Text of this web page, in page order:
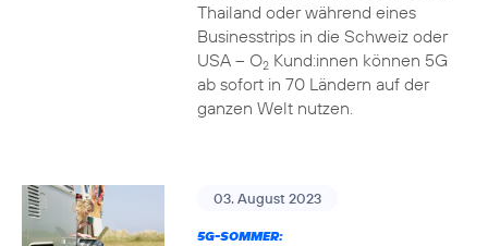
Thailand oder während eines
Businesstrips in die Schweiz oder
USA – O2Kund:innen können 5G
ab sofort in 70 Ländern auf der
ganzen Welt nutzen.
03. August 2023
5G-SOMMER: